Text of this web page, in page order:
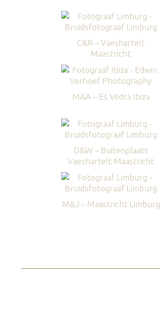
C&R – Vaeshartelt
Maastricht
M&A – Es Vedra Ibiza
D&W – Buitenplaats
Vaeshartelt Maastricht
M&J – Maastricht Limburg